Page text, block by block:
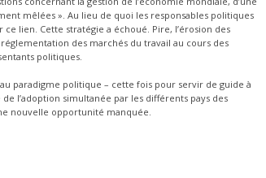
mêlées ». Au lieu de quoi les responsables politiques
lien. Cette stratégie a échoué. Pire, l’érosion des
des marchés du travail au cours des
politiques.
paradigme politique – cette fois pour servir de guide à
l’adoption simultanée par les différents pays des
nouvelle opportunité manquée.